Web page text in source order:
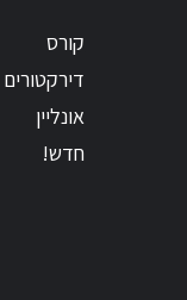
קורס
דירקטורים
אונליין
חדש!